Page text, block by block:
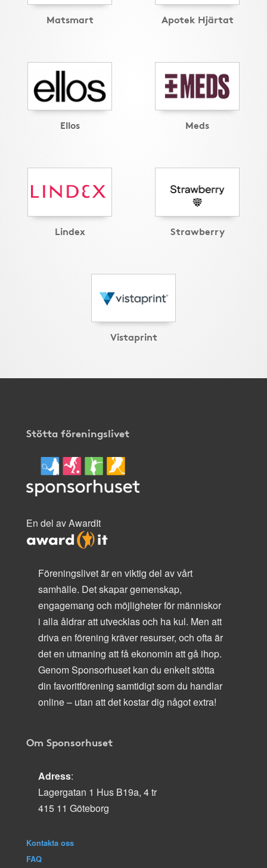
Matsmart Apotek Hjärtat
Ellos Meds
Lindex Strawberry
Vistaprint
Stötta föreningslivet
En del av AwardIt
Föreningslivet är en viktig del av vårt
samhälle. Det skapar gemenskap,
engagemang och möjligheter för människor
i alla åldrar att utvecklas och ha kul. Men att
driva en förening kräver resurser, och ofta är
det en utmaning att få ekonomin att gå ihop.
Genom Sponsorhuset kan du enkelt stötta
din favoritförening samtidigt som du handlar
online – utan att det kostar dig något extra!
Om Sponsorhuset
Adress:
Lagergatan 1 Hus B19a, 4 tr
415 11 Göteborg
Kontakta oss
FAQ